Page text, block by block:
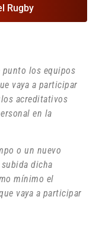
Rugby
punto los equipos
vaya a participar
acreditativos
en la
o un nuevo
dicha
mínimo el
vaya a participar